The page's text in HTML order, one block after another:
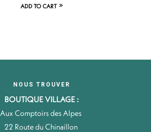
ADD TO CART
NOUS TROUVER
BOUTIQUE VILLAGE :
Aux Comptoirs des Alpes
22 Route du Chinaillon